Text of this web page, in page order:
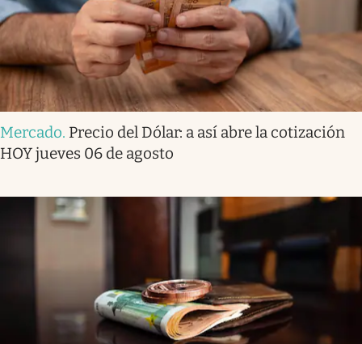
Mercado. Precio del Dólar: a así abre la cotización
HOY jueves 06 de agosto